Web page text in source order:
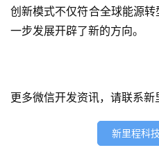
创新模式不仅符合全球能源
一步发展开辟了新的方向。
更多微信开发资讯，请联系新
新里程科